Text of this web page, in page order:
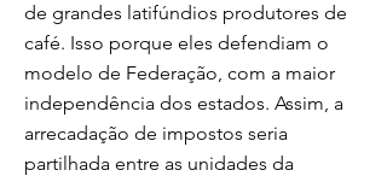
de grandes latifúndios produtores de
café. Isso porque eles defendiam o
modelo de Federação, com a maior
independência dos estados. Assim, a
arrecadação de impostos seria
partilhada entre as unidades da